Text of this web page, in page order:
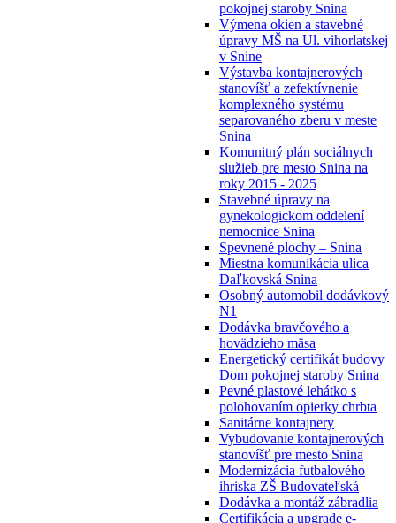
pokojnej staroby Snina
Výmena okien a stavebné
úpravy MŠ na Ul. vihorlatskej
v Snine
Výstavba kontajnerových
stanovíšť a zefektívnenie
komplexného systému
separovaného zberu v meste
Snina
Komunitný plán sociálnych
služieb pre mesto Snina na
roky 2015 - 2025
Stavebné úpravy na
gynekologickom oddelení
nemocnice Snina
Spevnené plochy – Snina
Miestna komunikácia ulica
Daľkovská Snina
Osobný automobil dodávkový
N1
Dodávka bravčového a
hovädzieho mäsa
Energetický certifikát budovy
Dom pokojnej staroby Snina
Pevné plastové lehátko s
polohovaním opierky chrbta
Sanitárne kontajnery
Vybudovanie kontajnerových
stanovíšť pre mesto Snina
Modernizácia futbalového
ihriska ZŠ Budovateľská
Dodávka a montáž zábradlia
Certifikácia a upgrade e-